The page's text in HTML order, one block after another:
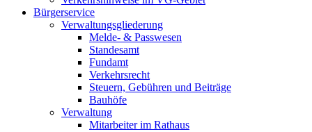
Bürgerservice
Verwaltungsgliederung
Melde- & Passwesen
Standesamt
Fundamt
Verkehrsrecht
Steuern, Gebühren und Beiträge
Bauhöfe
Verwaltung
Mitarbeiter im Rathaus